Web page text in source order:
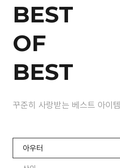
BEST
OF
BEST
꾸준히 사랑받는 베스트 아이템
아우터